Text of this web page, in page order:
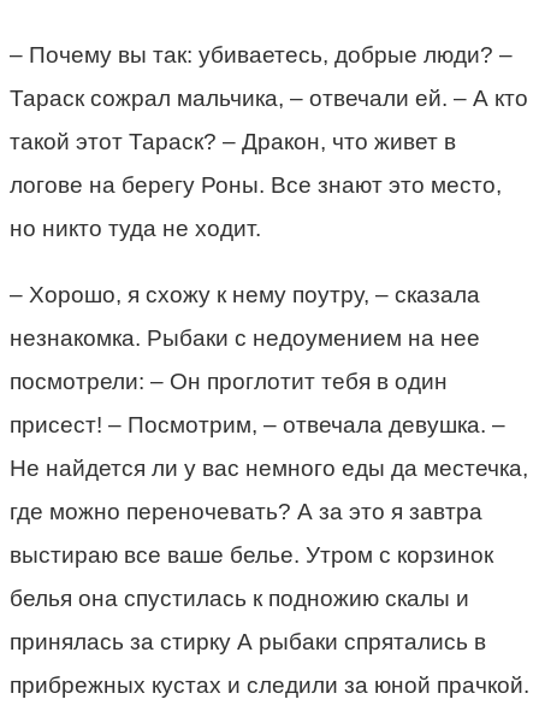
– Почему вы так: убиваетесь, добрые люди? –
Тараск сожрал мальчика, – отвечали ей. – А кто
такой этот Тараск? – Дракон, что живет в
логове на берегу Роны. Все знают это место,
но никто туда не ходит.
– Хорошо, я схожу к нему поутру, – сказала
незнакомка. Рыбаки с недоумением на нее
посмотрели: – Он проглотит тебя в один
присест! – Посмотрим, – отвечала девушка. –
Не найдется ли у вас немного еды да местечка,
где можно переночевать? А за это я завтра
выстираю все ваше белье. Утром с корзинок
белья она спустилась к подножию скалы и
принялась за стирку А рыбаки спрятались в
прибрежных кустах и следили за юной прачкой.